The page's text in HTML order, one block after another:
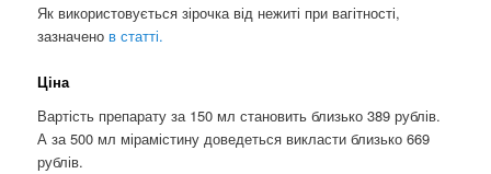
Як використовується зірочка від нежиті при вагітності,
зазначено в статті.
Ціна
Вартість препарату за 150 мл становить близько 389 рублів.
А за 500 мл мірамістину доведеться викласти близько 669
рублів.